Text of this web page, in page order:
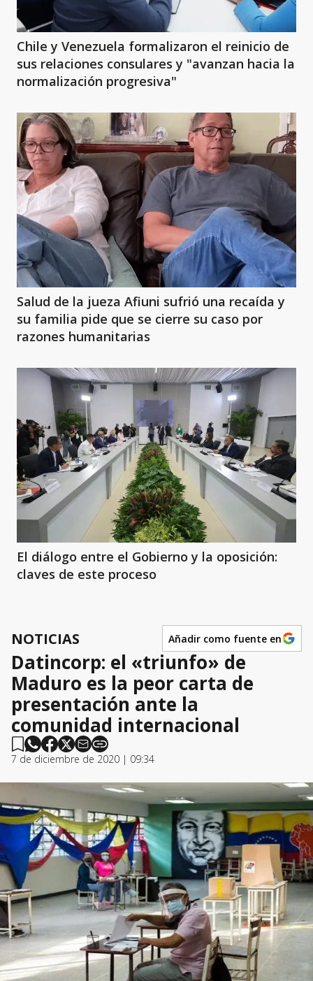
Chile y Venezuela formalizaron el reinicio de
sus relaciones consulares y "avanzan hacia la
normalización progresiva"
Salud de la jueza Afiuni sufrió una recaída y
su familia pide que se cierre su caso por
razones humanitarias
El diálogo entre el Gobierno y la oposición:
claves de este proceso
NOTICIAS Añadir como fuente en
Datincorp: el «triunfo» de
Maduro es la peor carta de
presentación ante la
comunidad internacional
7 de diciembre de 2020 | 09:34